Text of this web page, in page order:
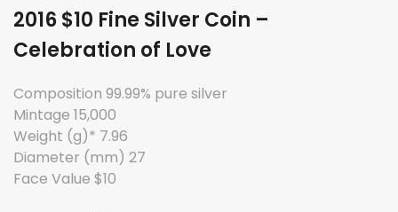
2016 $10 Fine Silver Coin –
Celebration of Love
Composition 99.99% pure silver
Mintage 15,000
Weight (g)* 7.96
Diameter (mm) 27
Face Value $10